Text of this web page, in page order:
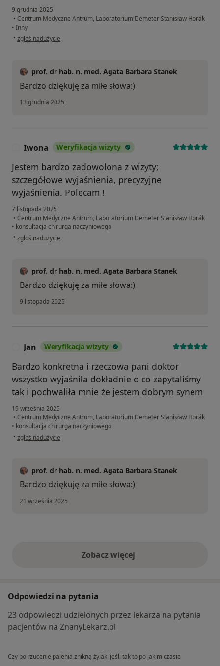
9 grudnia 2025
• Centrum Medyczne Antrum, Laboratorium Demeter Stanisław Horák
• Inny
• w opinii użytkownika Małgorzata K
zgłoś nadużycie
prof. dr hab. n. med. Agata Barbara Stanek
Bardzo dziękuję za miłe słowa:)
13 grudnia 2025
Iwona Weryfikacja wizyty
Jestem bardzo zadowolona z wizyty;
szczegółowe wyjaśnienia, precyzyjne
wyjaśnienia. Polecam !
7 listopada 2025
• Centrum Medyczne Antrum, Laboratorium Demeter Stanisław Horák
• konsultacja chirurga naczyniowego
• w opinii użytkownika Iwona
zgłoś nadużycie
prof. dr hab. n. med. Agata Barbara Stanek
Bardzo dziękuję za miłe słowa:)
9 listopada 2025
Jan Weryfikacja wizyty
Bardzo konkretna i rzeczowa pani doktor
wszystko wyjaśniła dokładnie o co zapytaliśmy
tak i pochwaliła mnie że jestem dobrym synem
19 września 2025
• Centrum Medyczne Antrum, Laboratorium Demeter Stanisław Horák
• konsultacja chirurga naczyniowego
• w opinii użytkownika Jan
zgłoś nadużycie
prof. dr hab. n. med. Agata Barbara Stanek
Bardzo dziękuję za miłe słowa:)
21 września 2025
Zobacz więcejopinie powyżej
Odpowiedzi na pytania
23 odpowiedzi udzielonych przez lekarza na pytania
pacjentów na ZnanyLekarz.pl
Czy po rzucenie palenia znikną żylaki jeśli tak to po jakim czasie